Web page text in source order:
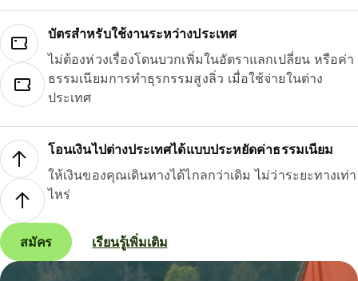
บัตรสำหรับใช้งานระหว่างประเทศ
ไม่ต้องห่วงเรื่องโดนบวกเพิ่มในอัตราแลกเปลี่ยน หรือค่า
ธรรมเนียมการทำธุรกรรมสูงลิ่ว เมื่อใช้จ่ายในต่าง
ประเทศ
โอนเงินไปต่างประเทศได้แบบประหยัดค่าธรรมเนียม
ให้เงินของคุณเดินทางได้ไกลกว่าเดิม ไม่ว่าระยะทางเท่า
ไหร่
สมัคร เรียนรู้เพิ่มเติม